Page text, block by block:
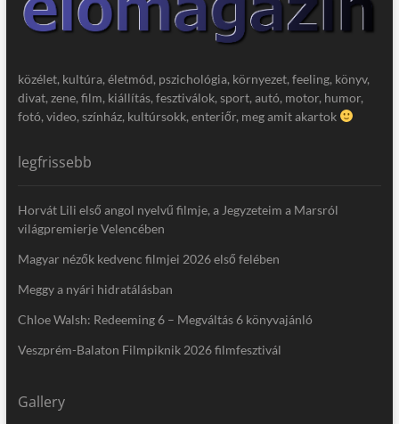
közélet, kultúra, életmód, pszichológia, környezet, feeling, könyv,
divat, zene, film, kiállítás, fesztiválok, sport, autó, motor, humor,
fotó, video, színház, kultúrsokk, enteriőr, meg amit akartok
legfrissebb
Horvát Lili első angol nyelvű filmje, a Jegyzeteim a Marsról
világpremierje Velencében
Magyar nézők kedvenc filmjei 2026 első felében
Meggy a nyári hidratálásban
Chloe Walsh: Redeeming 6 – Megváltás 6 könyvajánló
Veszprém-Balaton Filmpiknik 2026 filmfesztivál
Gallery